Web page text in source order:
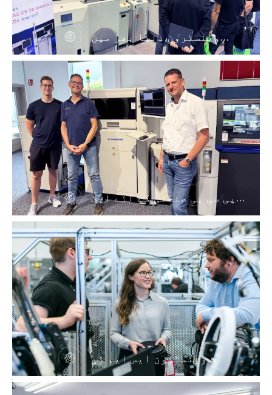
وینسٹرون دنیا بھر میں
فروخت کا نیٹ ورک
پی سی بی صنعتی کے لئے ایک
قابل اعتماد وینسٹرون ان
لائن لیزر مارکنگ مشین
وینسٹرون ایس ایم ٹی
پیریفرل آلات اور اوون کا
اعلیٰ ترین کارخانہ دار ہے۔